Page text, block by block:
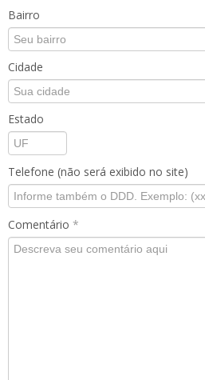
Bairro
Cidade
Estado
Telefone (não será exibido no site)
Comentário *